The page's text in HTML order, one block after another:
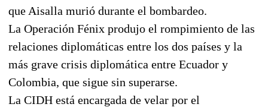
que Aisalla murió durante el bombardeo.
La Operación Fénix produjo el rompimiento de las
relaciones diplomáticas entre los dos países y la
más grave crisis diplomática entre Ecuador y
Colombia, que sigue sin superarse.
La CIDH está encargada de velar por el